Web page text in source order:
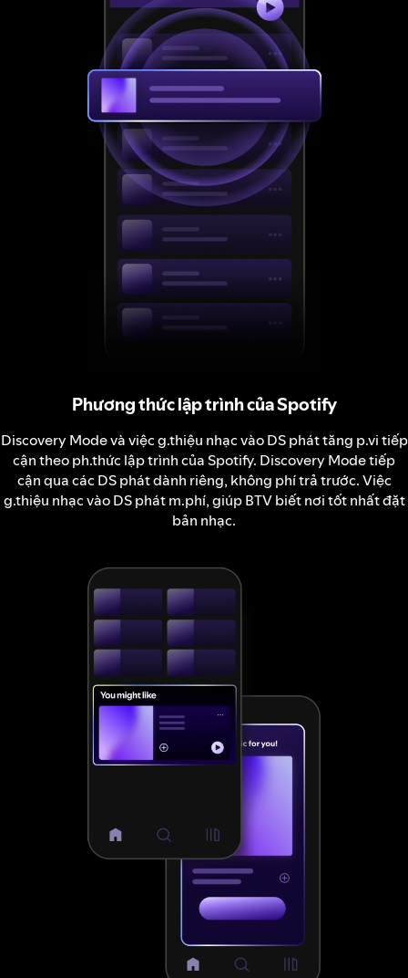
Phương thức lập trình của Spotify
Discovery Mode và việc g.thiệu nhạc vào DS phát tăng p.vi tiếp
cận theo ph.thức lập trình của Spotify. Discovery Mode tiếp
cận qua các DS phát dành riêng, không phí trả trước. Việc
g.thiệu nhạc vào DS phát m.phí, giúp BTV biết nơi tốt nhất đặt
bản nhạc.